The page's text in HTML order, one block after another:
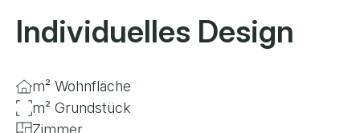
Individuelles Design
m² Wohnfläche
m² Grundstück
Zimmer